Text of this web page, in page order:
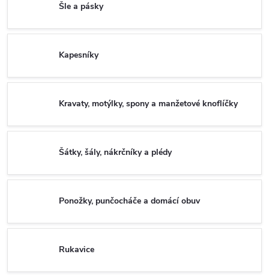
Šle a pásky
Kapesníky
Kravaty, motýlky, spony a manžetové knoflíčky
Šátky, šály, nákrčníky a plédy
Ponožky, punčocháče a domácí obuv
Rukavice